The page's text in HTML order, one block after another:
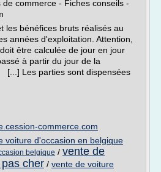
commerce - Fiches conseils -
les bénéfices bruts réalisés au
années d'exploitation. Attention,
être calculée de jour en jour
à partir du jour de la
[...] Les parties sont dispensées
commerce.com
voiture d'occasion en belgique
belgique / vente de
cher / vente de voiture